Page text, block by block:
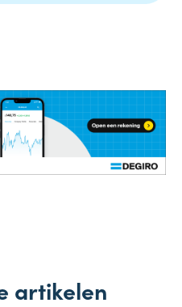
artikelen